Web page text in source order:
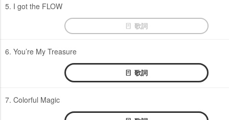
5. I got the FLOW
歌詞
6. You’re My Treasure
歌詞
7. Colorful Magic